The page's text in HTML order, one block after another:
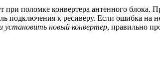
поломке конвертера антенного блока.
подключения к ресиверу. Если ошибка
установить новый конвертер, правильно